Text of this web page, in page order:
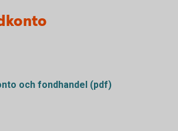
och fondhandel (pdf)